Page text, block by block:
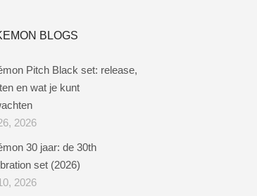
BLOGS
Pitch Black set: release,
en wat je kunt
2026
30 jaar: de 30th
set (2026)
2026